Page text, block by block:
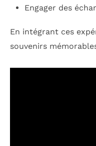
Engager des
En intégrant ces
souvenirs